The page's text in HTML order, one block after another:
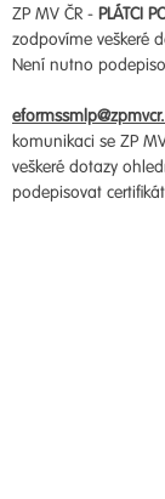
ZP MV ČR - PLÁTCI
zodpovíme veškeré
Není nutno
komunikaci se ZP
veškeré dotazy
podepisovat